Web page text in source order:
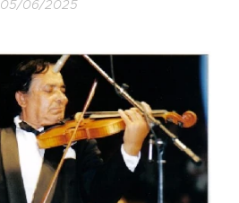
05/06/2025